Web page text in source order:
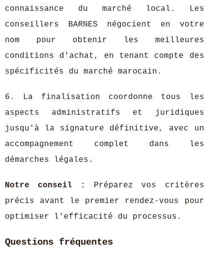
connaissance du marché local. Les
conseillers BARNES négocient en votre
nom pour obtenir les meilleures
conditions d'achat, en tenant compte des
spécificités du marché marocain.
6. La finalisation coordonne tous les
aspects administratifs et juridiques
jusqu'à la signature définitive, avec un
accompagnement complet dans les
démarches légales.
Notre conseil :
Préparez vos critères
précis avant le premier rendez-vous pour
optimiser l'efficacité du processus.
Questions fréquentes